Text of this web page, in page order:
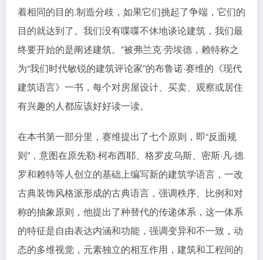
着相同的目的.制造分歧，如果它们挑起了争端，它们的
目的就达到了。我们没有喋喋不休地谈论建筑，我们最
终要开始的是阐述建筑。”被弗兰克·劳埃德，赖特称之
为“我们时代敏锐的建筑评论家”的布鲁诺·赛维的《现代
建筑语言》一书，每个对房屋设计、买卖、观察或居住
有兴趣的人都应该好好读一读。
在本书第一部分里，赛维提出了七个原则，即“反面规
则”，意图在原先勒·柯布西耶、格罗皮乌斯、密斯·凡·德
罗和赖特等人创立的基础上编写新的建筑学语言，一改
古典装饰风格派形成的古典语言，强调秩序、比例和对
称的抽象原则，他提出了种替代的传递体系，这一体系
的特征是自由表达内涵和功能，强调变异和不一致，动
态的多维视觉，元素独立的相互作用，建筑和工程间的